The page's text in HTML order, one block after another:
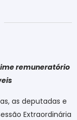
remuneratório
as deputadas e
Extraordinária